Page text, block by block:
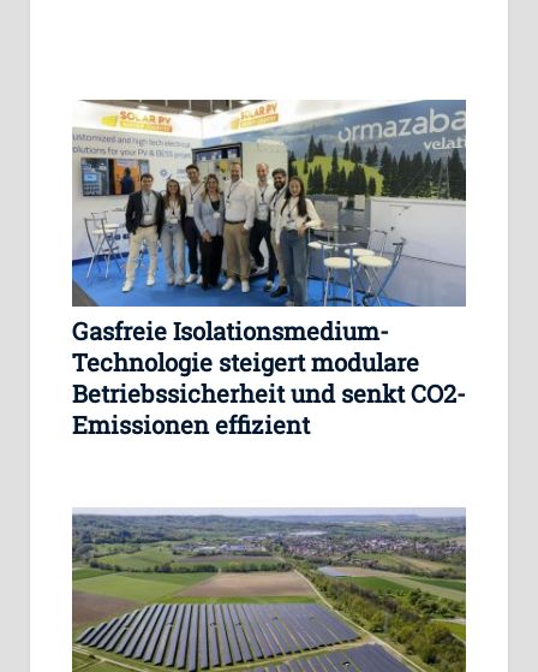
Gasfreie Isolationsmedium-
Technologie steigert modulare
Betriebssicherheit und senkt CO2-
Emissionen effizient